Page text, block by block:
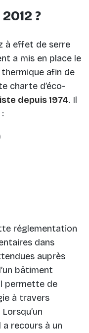
?
à effet de serre
a mis en place le
afin de
charte d’éco-
depuis 1974. Il
réglementation
dans
auprès
bâtiment
permette de
à travers
recours à un